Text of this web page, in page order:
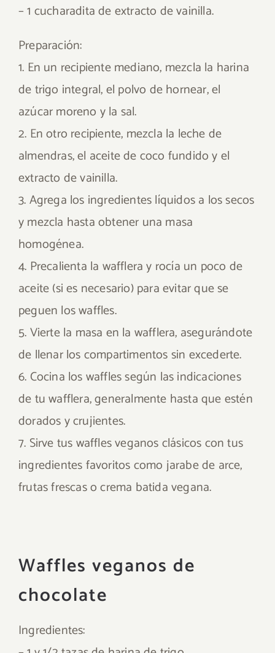
– 1 cucharadita de extracto de vainilla.
Preparación:
1. En un recipiente mediano, mezcla la harina
de trigo integral, el polvo de hornear, el
azúcar moreno y la sal.
2. En otro recipiente, mezcla la leche de
almendras, el aceite de coco fundido y el
extracto de vainilla.
3. Agrega los ingredientes líquidos a los secos
y mezcla hasta obtener una masa
homogénea.
4. Precalienta la wafflera y rocía un poco de
aceite (si es necesario) para evitar que se
peguen los waffles.
5. Vierte la masa en la wafflera, asegurándote
de llenar los compartimentos sin excederte.
6. Cocina los waffles según las indicaciones
de tu wafflera, generalmente hasta que estén
dorados y crujientes.
7. Sirve tus waffles veganos clásicos con tus
ingredientes favoritos como jarabe de arce,
frutas frescas o crema batida vegana.
Waffles veganos de
chocolate
Ingredientes: